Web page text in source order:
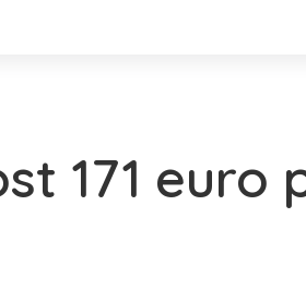
171 euro